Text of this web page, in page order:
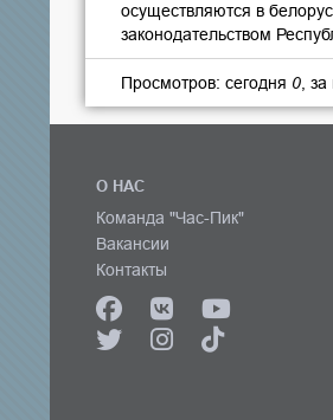
осуществляются в
законодательством
Просмотров: сегодня 0 ,
О НАС
Команда "Час-Пик"
Вакансии
Контакты